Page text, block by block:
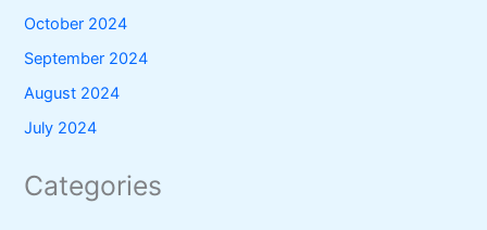
October 2024
September 2024
August 2024
July 2024
Categories